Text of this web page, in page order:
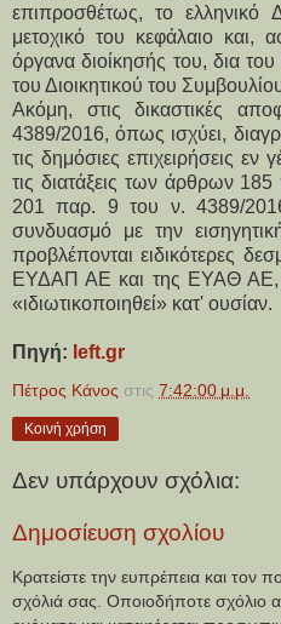
επιπροσθέτως, το ελληνικό
μετοχικό του κεφάλαιο και,
όργανα διοίκησής του, δια
του Διοικητικού του
Ακόμη, στις δικαστικές
4389/2016, όπως ισχύει,
τις δημόσιες επιχειρήσεις
τις διατάξεις των άρθρων
201 παρ. 9 του ν. 4389/
συνδυασμό με την
προβλέπονται ειδικότερες
ΕΥΔΑΠ ΑΕ και της ΕΥΑΘ ΑΕ,
«ιδιωτικοποιηθεί» κατ' ουσίαν.
Πηγή: left.gr
Πέτρος Κάνος στις 7:42:00 μ.μ.
Κοινή χρήση
Δεν υπάρχουν σχόλια:
Δημοσίευση σχολίου
Κρατείστε την ευπρέπεια και τον
σχόλιά σας. Οποιοδήποτε σχόλιο